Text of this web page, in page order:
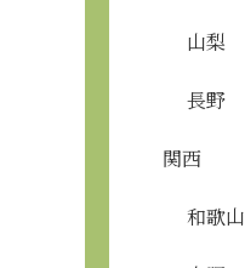
山梨
長野
関西
和歌山